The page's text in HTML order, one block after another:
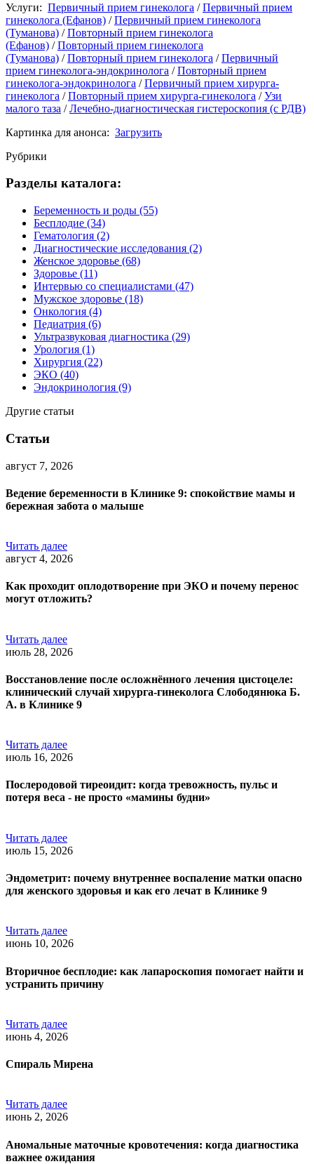
Услуги: Первичный прием гинеколога /Первичный прием
гинеколога (Ефанов) /Первичный прием гинеколога
(Туманова) /Повторный прием гинеколога
(Ефанов) /Повторный прием гинеколога
(Туманова) /Повторный прием гинеколога /Первичный
прием гинеколога-эндокринолога /Повторный прием
гинеколога-эндокринолога /Первичный прием хирурга-
гинеколога /Повторный прием хирурга-гинеколога /Узи
малого таза /Лечебно-диагностическая гистероскопия (с РДВ)
Картинка для анонса: Загрузить
Рубрики
Разделы каталога:
Беременность и роды (55)
Бесплодие (34)
Гематология (2)
Диагностические исследования (2)
Женское здоровье (68)
Здоровье (11)
Интервью со специалистами (47)
Мужское здоровье (18)
Онкология (4)
Педиатрия (6)
Ультразвуковая диагностика (29)
Урология (1)
Хирургия (22)
ЭКО (40)
Эндокринология (9)
Другие статьи
Статьи
август 7, 2026
Ведение беременности в Клинике 9: спокойствие мамы и
бережная забота о малыше
Читать далее
август 4, 2026
Как проходит оплодотворение при ЭКО и почему перенос
могут отложить?
Читать далее
июль 28, 2026
Восстановление после осложнённого лечения цистоцеле:
клинический случай хирурга-гинеколога Слободянюка Б.
А. в Клинике 9
Читать далее
июль 16, 2026
Послеродовой тиреоидит: когда тревожность, пульс и
потеря веса - не просто «мамины будни»
Читать далее
июль 15, 2026
Эндометрит: почему внутреннее воспаление матки опасно
для женского здоровья и как его лечат в Клинике 9
Читать далее
июнь 10, 2026
Вторичное бесплодие: как лапароскопия помогает найти и
устранить причину
Читать далее
июнь 4, 2026
Спираль Мирена
Читать далее
июнь 2, 2026
Аномальные маточные кровотечения: когда диагностика
важнее ожидания